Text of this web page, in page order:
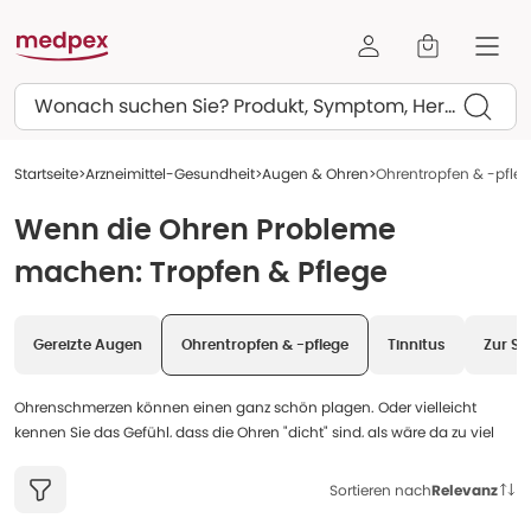
Suchen
Startseite Arzneimittel-Gesundheit Augen & Ohren Ohrentropfen & -
Wenn die Ohren Probleme
machen: Tropfen & Pflege
Gereizte Augen Ohrentropfen & -pflege Tinnitus Zur
Ohrenschmerzen können einen ganz schön plagen. Oder vielleicht
kennen Sie das Gefühl, dass die Ohren "dicht" sind, als wäre da zu viel
Dinge, die helfen können und die Sie direkt am Ohr anwenden.
Sortieren nachRelevanz